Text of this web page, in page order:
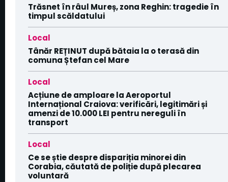
Trăsnet în râul Mureș, zona Reghin: tragedie în
timpul scăldatului
Local
Tânăr REȚINUT după bătaia la o terasă din
comuna Ștefan cel Mare
Local
Acțiune de amploare la Aeroportul
Internațional Craiova: verificări, legitimări și
amenzi de 10.000 LEI pentru nereguli în
transport
Local
Ce se știe despre dispariția minorei din
Corabia, căutată de poliție după plecarea
voluntară